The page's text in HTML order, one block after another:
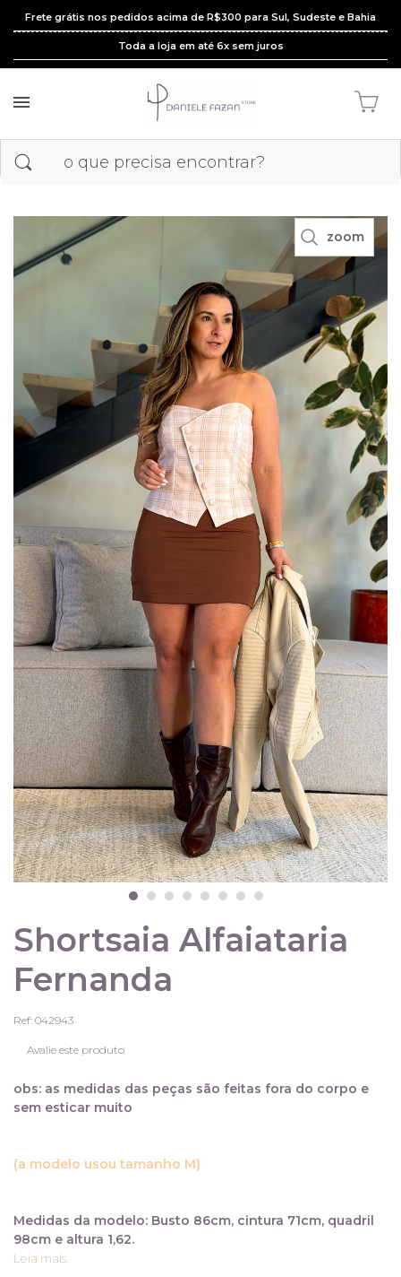
Frete grátis nos pedidos acima de R$300 para Sul, Sudeste e Bahia
Toda a loja em até 6x sem juros
zoom
Shortsaia Alfaiataria
Fernanda
Ref: 042943
Avalie este produto
obs: as medidas das peças são feitas fora do corpo e
sem esticar muito
(a modelo usou tamanho M)
Medidas da modelo: Busto 86cm, cintura 71cm, quadril
98cm e altura 1,62.
Leia mais.